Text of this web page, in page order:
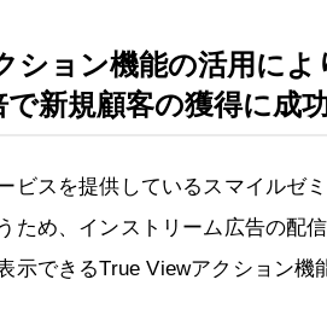
ション機能の活用に
新規顧客の獲得に成
ビスを提供しているスマイルゼ
ため、インストリーム広告の配
示できるTrue Viewアクション機